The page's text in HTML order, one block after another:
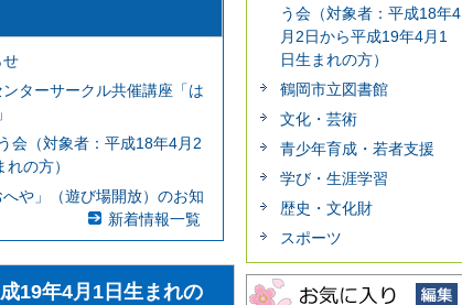
せ
ンターサークル共催講座「は
会（対象者：平成18年4月2
の方）
や」（遊び場開放）のお知
新着情報一覧
19年4月1日生まれの
う会（対象者：平成18年4
月2日から平成19年4月1
日生まれの方）
鶴岡市立図書館
文化・芸術
青少年育成・若者支援
学び・生涯学習
歴史・文化財
スポーツ